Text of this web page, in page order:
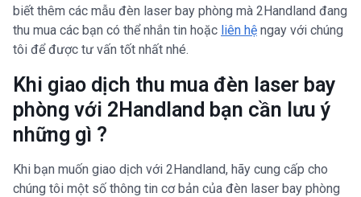
biết thêm các mẫu đèn laser bay phòng mà 2Handland đang
thu mua các bạn có thể nhắn tin hoặc liên hệ ngay với chúng
tôi để được tư vấn tốt nhất nhé.
Khi giao dịch thu mua đèn laser bay
phòng với 2Handland bạn cần lưu ý
những gì ?
Khi bạn muốn giao dịch với 2Handland, hãy cung cấp cho
chúng tôi một số thông tin cơ bản của đèn laser bay phòng